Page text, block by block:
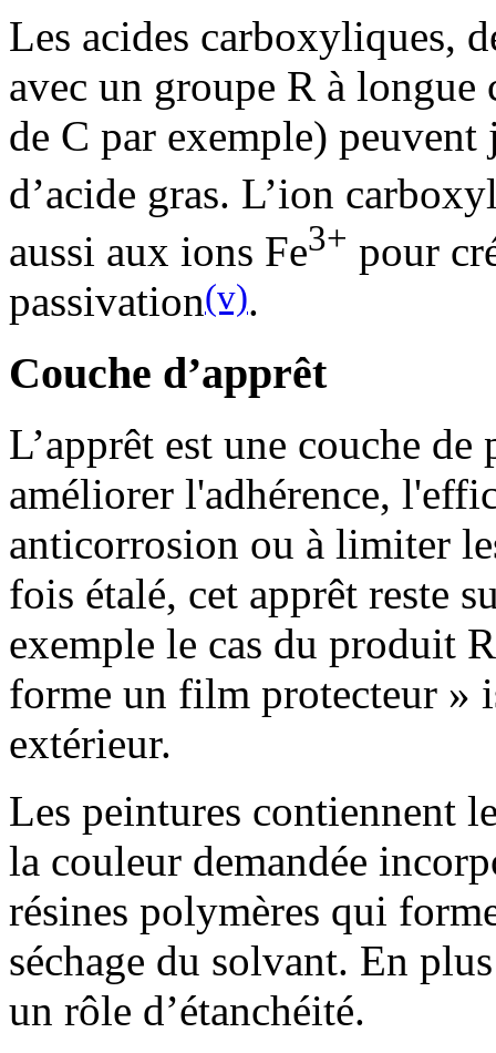
Les acides carboxyliques,
avec un groupe R à longue
de C par exemple)
d’acide gras. L’ion
aussi aux ions Fe3+ pour
passivation(v).
Couche d’apprêt
L’apprêt est une couche
améliorer l'adhérence,
anticorrosion ou à limiter
fois étalé, cet apprêt reste
exemple le cas du produit
forme un film protecteur »
extérieur.
Les peintures contiennent
la couleur demandée
résines polymères qui
séchage du solvant. En
un rôle d’étanchéité.